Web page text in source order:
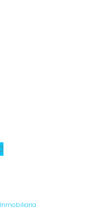
Inmobiliaria